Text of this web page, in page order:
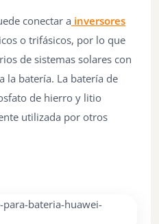
conectar a inversores
o trifásicos, por lo que
de sistemas solares con
la batería. La batería de
de hierro y litio
utilizada por otros